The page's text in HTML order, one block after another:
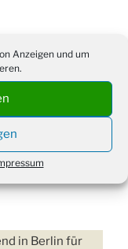
Anzeigen und um
in Berlin für